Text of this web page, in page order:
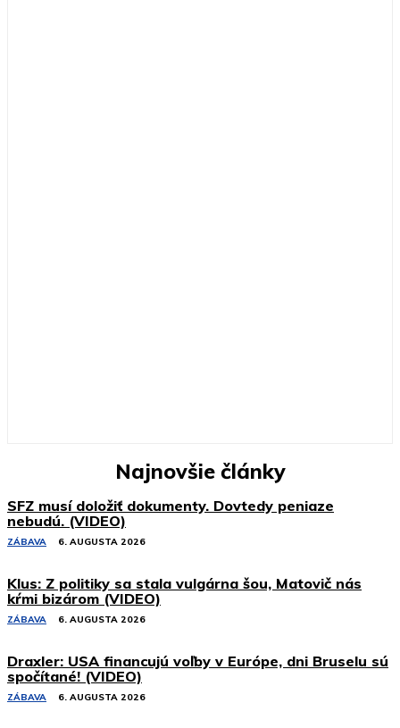
Najnovšie články
SFZ musí doložiť dokumenty. Dovtedy peniaze
nebudú. (VIDEO)
ZÁBAVA 6. AUGUSTA 2026
Klus: Z politiky sa stala vulgárna šou, Matovič nás
kŕmi bizárom (VIDEO)
ZÁBAVA 6. AUGUSTA 2026
Draxler: USA financujú voľby v Európe, dni Bruselu sú
spočítané! (VIDEO)
ZÁBAVA 6. AUGUSTA 2026